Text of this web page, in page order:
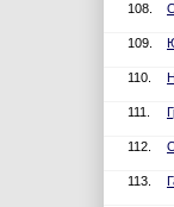
108.
109.
110.
111.
112.
113.